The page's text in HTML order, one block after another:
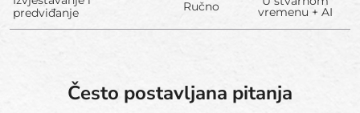
predviđanje
Ručno vremenu + AI
Često postavljana pitanja